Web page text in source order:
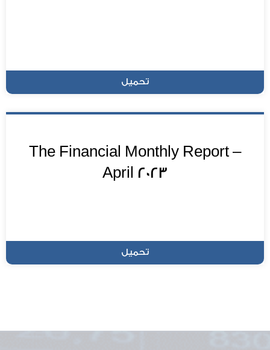
تحميل
The Financial Monthly Report –
April 2023
تحميل